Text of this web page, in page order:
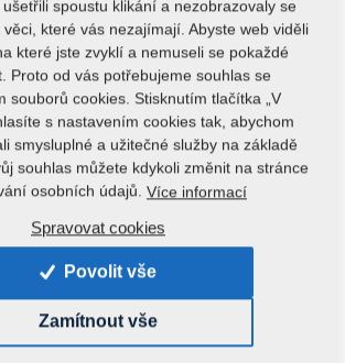
spoustu klikání a nezobrazovaly se
které vás nezajímají. Abyste web viděli
které jste zvyklí a nemuseli se pokaždé
Proto od vás potřebujeme souhlas se
souborů cookies. Stisknutím tlačítka „V
s nastavením cookies tak, abychom
smysluplné a užitečné služby na základě
souhlas můžete kdykoli změnit na stránce
osobních údajů. Více informací
Spravovat cookies
Povolit vše
Zamítnout vše